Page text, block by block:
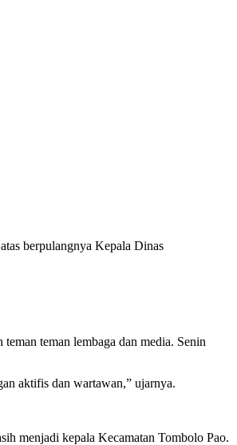
berpulangnya Kepala Dinas
teman lembaga dan media. Senin
aktifis dan wartawan,” ujarnya.
menjadi kepala Kecamatan Tombolo Pao.